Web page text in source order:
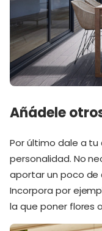
Añádele
Por último dale a
personalidad. No
aportar un poco de
Incorpora por
la que poner flores